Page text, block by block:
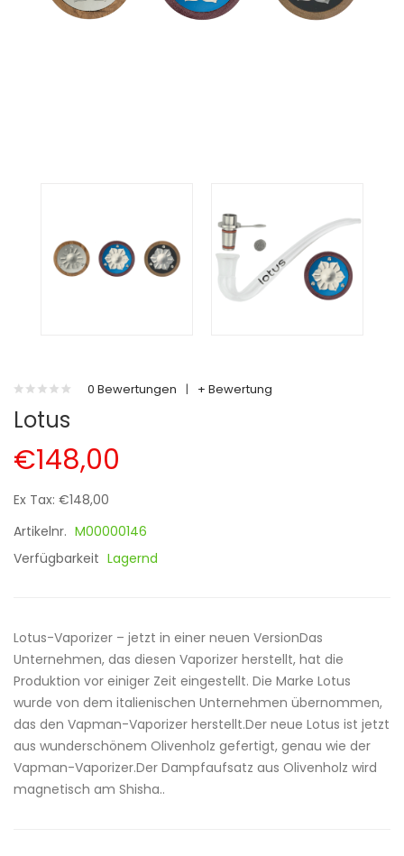
0 Bewertungen | + Bewertung
Lotus
€148,00
Ex Tax: €148,00
Artikelnr. M00000146
Verfügbarkeit Lagernd
Lotus-Vaporizer – jetzt in einer neuen VersionDas
Unternehmen, das diesen Vaporizer herstellt, hat die
Produktion vor einiger Zeit eingestellt. Die Marke Lotus
wurde von dem italienischen Unternehmen übernommen,
das den Vapman-Vaporizer herstellt.Der neue Lotus ist jetzt
aus wunderschönem Olivenholz gefertigt, genau wie der
Vapman-Vaporizer.Der Dampfaufsatz aus Olivenholz wird
magnetisch am Shisha..